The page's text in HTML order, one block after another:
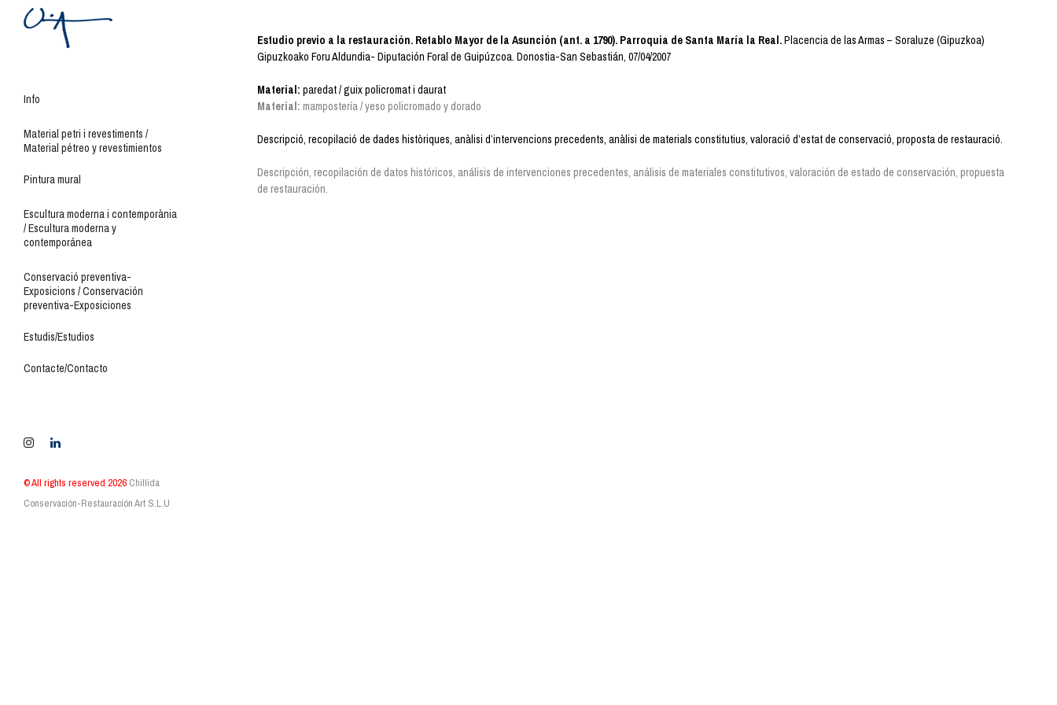
Info
Material petri i revestiments /
Material pétreo y revestimientos
Pintura mural
Escultura moderna i contemporània
/ Escultura moderna y
contemporánea
Conservació preventiva-
Exposicions / Conservación
preventiva-Exposiciones
Estudis/Estudios
Contacte/Contacto
© All rights reserved 2026 Chillida
Conservación-Restauración Art S.L.U
Estudio previo a la restauración. Retablo Mayor de la Asunción (ant. a 1790). Parroquia de Santa María la Real.Placencia de las Armas – Soraluze (Gipuzkoa)
Gipuzkoako Foru Aldundia- Diputación Foral de Guipúzcoa. Donostia-San Sebastián, 07/04/2007
Material: paredat / guix policromat i daurat
Material: mampostería / yeso policromado y dorado
Descripció, recopilació de dades històriques, anàlisi d’intervencions precedents, anàlisi de materials constitutius, valoració d’estat de conservació, proposta de restauració.
Descripción, recopilación de datos históricos, análisis de intervenciones precedentes, análisis de materiales constitutivos, valoración de estado de conservación, propuesta
de restauración.